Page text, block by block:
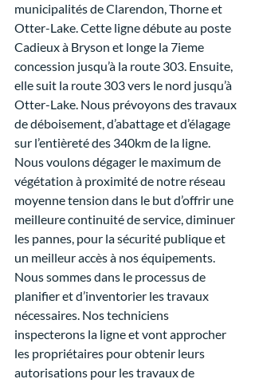
municipalités de Clarendon, Thorne et
Otter-Lake. Cette ligne débute au poste
Cadieux à Bryson et longe la 7ieme
concession jusqu’à la route 303. Ensuite,
elle suit la route 303 vers le nord jusqu’à
Otter-Lake. Nous prévoyons des travaux
de déboisement, d’abattage et d’élagage
sur l’entièreté des 340km de la ligne.
Nous voulons dégager le maximum de
végétation à proximité de notre réseau
moyenne tension dans le but d’offrir une
meilleure continuité de service, diminuer
les pannes, pour la sécurité publique et
un meilleur accès à nos équipements.
Nous sommes dans le processus de
planifier et d’inventorier les travaux
nécessaires. Nos techniciens
inspecterons la ligne et vont approcher
les propriétaires pour obtenir leurs
autorisations pour les travaux de